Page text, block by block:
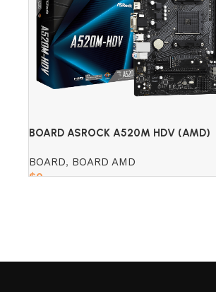
BOARD ASROCK A520M HDV (AMD)
BOARD, BOARD AMD
$0